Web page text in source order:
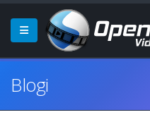
Blogi